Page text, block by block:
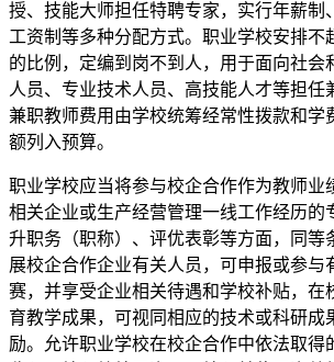
授、技能大师担任特聘专家，实行年薪制
工资制等多种分配方式。职业学校安排不
的比例，定编到岗不到人，用于面向社会
人员、专业技术人员、高技能人才等担任
兼职教师费用由学校统筹经常性拨款和学
额列入预算。
职业学校应当将参与校企合作作为教师业
相关企业或生产经营管理一线工作经历的
升职务（职称）、评优表彰等方面，同等
展校企合作企业有关人员，可申报或参与
赛，并享受企业相关待遇和学校补贴，在
育教学成果，可视同相应的技术或科研成
励。允许职业学校在校企合作中依法取得